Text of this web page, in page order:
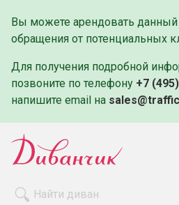
Вы можете арендовать данный
обращения от потенциальных
Для получения подробной
позвоните по телефону +7
напишите email на